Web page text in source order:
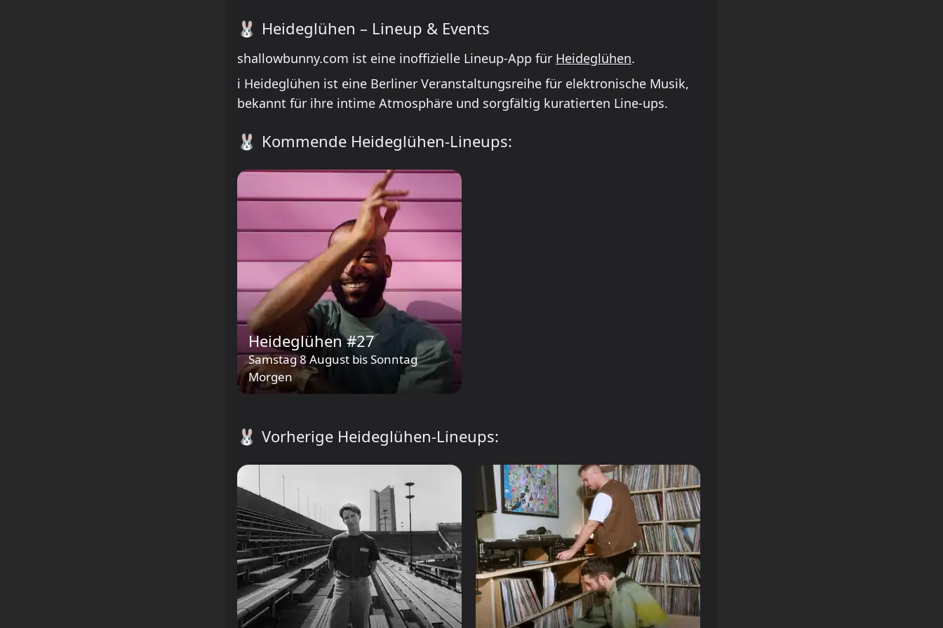
🐰 Heideglühen – Lineup & Events
shallowbunny.com ist eine inoffizielle Lineup-App für Heideglühen.
ℹ️ Heideglühen ist eine Berliner Veranstaltungsreihe für elektronische Musik,
bekannt für ihre intime Atmosphäre und sorgfältig kuratierten Line-ups.
🐰 Kommende Heideglühen-Lineups:
Heideglühen #27
Samstag 8 August bisSonntag
Morgen
🐰 Vorherige Heideglühen-Lineups: